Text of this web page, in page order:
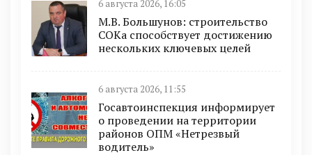
6 августа 2026, 16:05
М.В. Большунов: строительство
СОКа способствует достижению
нескольких ключевых целей
6 августа 2026, 11:55
Госавтоинспекция информирует
о проведении на территории
районов ОПМ «Нетрезвый
водитель»